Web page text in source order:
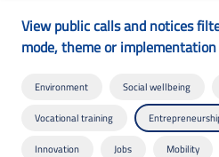
View public calls and notices
mode, theme or
Environment Social wellbeing
Vocational training
Innovation Jobs Mobility